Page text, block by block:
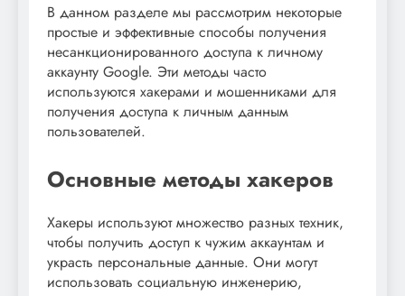
В данном разделе мы рассмотрим некоторые
простые и эффективные способы получения
несанкционированного доступа к личному
аккаунту Google. Эти методы часто
используются хакерами и мошенниками для
получения доступа к личным данным
пользователей.
Основные методы хакеров
Хакеры используют множество разных техник,
чтобы получить доступ к чужим аккаунтам и
украсть персональные данные. Они могут
использовать социальную инженерию,